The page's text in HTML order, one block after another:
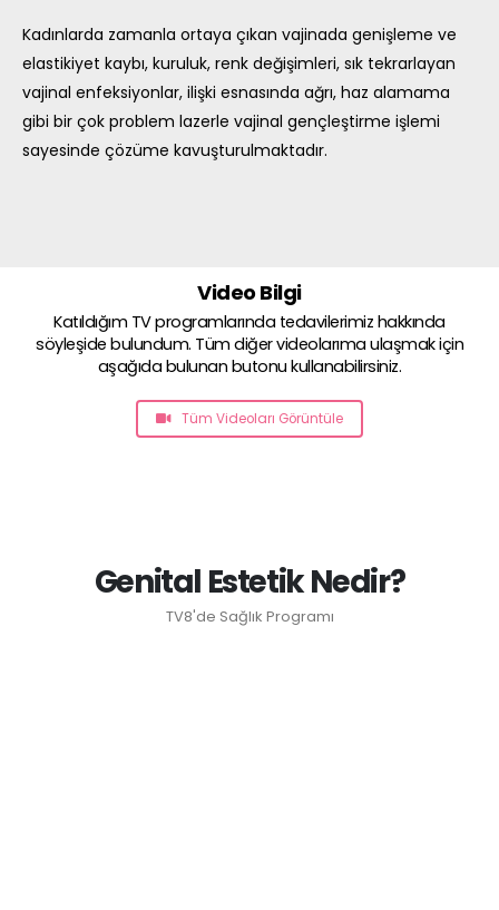
Kadınlarda zamanla ortaya çıkan vajinada genişleme ve
elastikiyet kaybı, kuruluk, renk değişimleri, sık tekrarlayan
vajinal enfeksiyonlar, ilişki esnasında ağrı, haz alamama
gibi bir çok problem lazerle vajinal gençleştirme işlemi
sayesinde çözüme kavuşturulmaktadır.
VideoBilgi
Katıldığım TV programlarında tedavilerimiz hakkında
söyleşide bulundum. Tüm diğer videolarıma ulaşmak için
aşağıda bulunan butonu kullanabilirsiniz.
Tüm Videoları Görüntüle
Genital Estetik Nedir?
TV8'de Sağlık Programı